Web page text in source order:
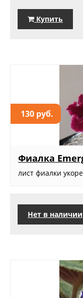
Купить
130 руб.
Фиалка
лист фиалки
Нет в наличии